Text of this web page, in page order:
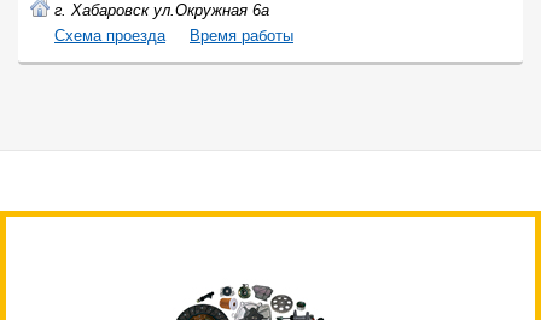
г. Хабаровск ул.Окружная 6а
Cхема проезда
Время работы